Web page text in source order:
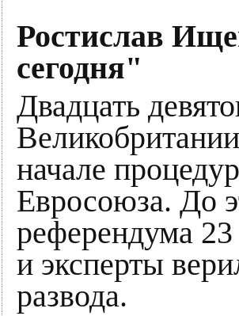
Ростислав
сегодня"
Двадцать
начале
Евросоюза. До
референдума
и эксперты
развода.